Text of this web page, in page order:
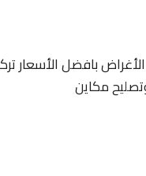
بافضل الأسعار
مكاين